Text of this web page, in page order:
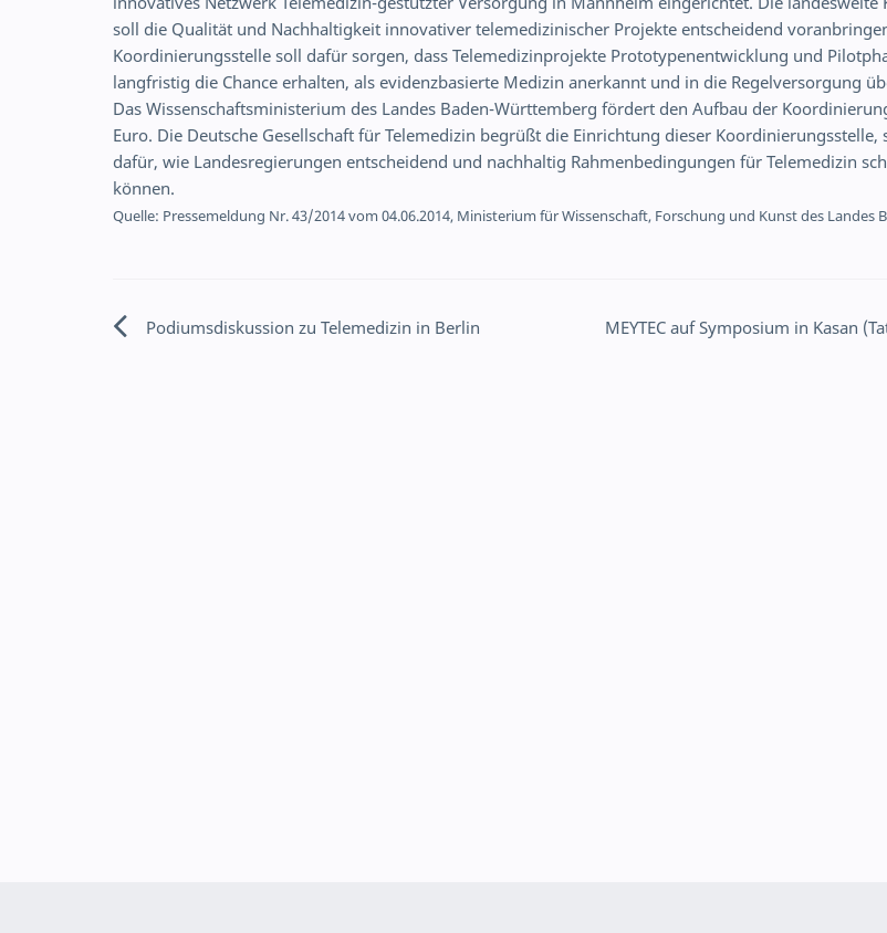
soll die Qualität und Nachhaltigkeit innovativer telemedizinischer Projekte entscheidend
Koordinierungsstelle soll dafür sorgen, dass Telemedizinprojekte Prototypenentwicklung und
langfristig die Chance erhalten, als evidenzbasierte Medizin anerkannt und in die Regelversorgung
Das Wissenschaftsministerium des Landes Baden-Württemberg fördert den Aufbau der
Euro. Die Deutsche Gesellschaft für Telemedizin begrüßt die Einrichtung dieser Koordinierungsstelle,
dafür, wie Landesregierungen entscheidend und nachhaltig Rahmenbedingungen für Telemedizin
können.
Quelle: Pressemeldung Nr. 43/2014 vom 04.06.2014, Ministerium für Wissenschaft, Forschung und Kunst des Landes
Beitragsnavigation
Podiumsdiskussion zu Telemedizin in Berlin MEYTEC auf Symposium in Kasan